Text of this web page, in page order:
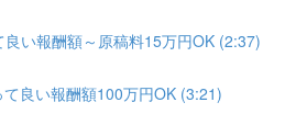
良い報酬額～原稿料15万円OK (2:37)
良い報酬額100万円OK (3:21)